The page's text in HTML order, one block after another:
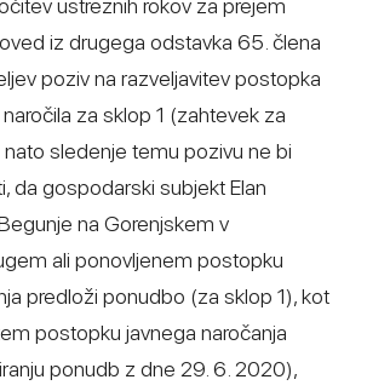
ustreznih rokov za prejem
iz drugega odstavka 65. člena
poziv na razveljavitev postopka
za sklop 1 (zahtevek za
nato sledenje temu pozivu ne bi
da gospodarski subjekt Elan
na Gorenjskem v
ali ponovljenem postopku
predloži ponudbo (za sklop 1), kot
postopku javnega naročanja
ponudb z dne 29. 6. 2020),